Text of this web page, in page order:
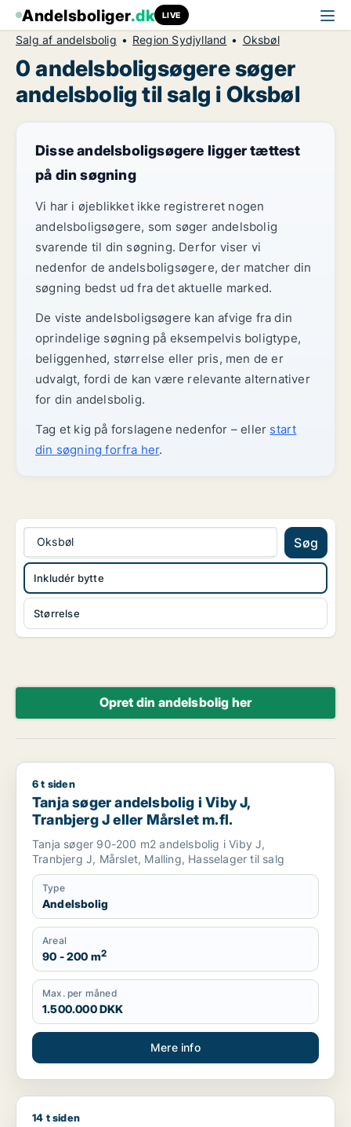
Andelsboliger.dk LIVE
Salg af andelsbolig Region Sydjylland Oksbøl
0 andelsboligsøgere søger
andelsbolig til salg i Oksbøl
Disse andelsboligsøgere ligger tættest
på din søgning
Vi har i øjeblikket ikke registreret nogen
andelsboligsøgere, som søger andelsbolig
svarende til din søgning. Derfor viser vi
nedenfor de andelsboligsøgere, der matcher din
søgning bedst ud fra det aktuelle marked.
De viste andelsboligsøgere kan afvige fra din
oprindelige søgning på eksempelvis boligtype,
beliggenhed, størrelse eller pris, men de er
udvalgt, fordi de kan være relevante alternativer
for din andelsbolig.
Tag et kig på forslagene nedenfor – eller start
din søgning forfra her.
Oksbøl Søg
Størrelse
Inkludér bytte
Opret din andelsbolig her
Tanja søger andelsbolig i Viby J, Tranbjerg J eller Mårslet
6 t siden
Tanja søger andelsbolig i Viby J,
Tranbjerg J eller Mårslet m.fl.
Tanja søger 90-200 m2 andelsbolig i Viby J,
Tranbjerg J, Mårslet, Malling, Hasselager til salg
Type
Andelsbolig
Areal
90 - 200 m2
Max. per måned
1.500.000 DKK
Mere info
Jette søger andelsbolig i Svendborg
14 t siden